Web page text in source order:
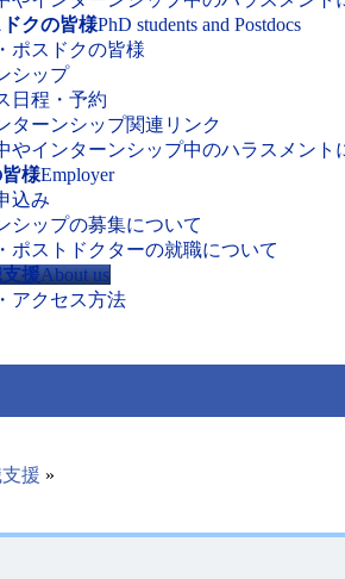
クの皆様PhD students and Postdocs
ポスドクの皆様
シップ
日程・予約
ターンシップ関連リンク
やインターンシップ中のハラスメント
様Employer
込み
シップの募集について
ポストドクターの就職について
援About us
アクセス方法
援 »